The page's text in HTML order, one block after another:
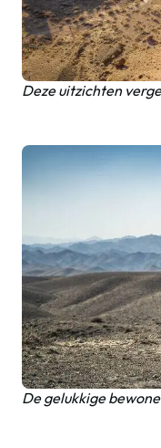
Deze uitzichten
De gelukkige